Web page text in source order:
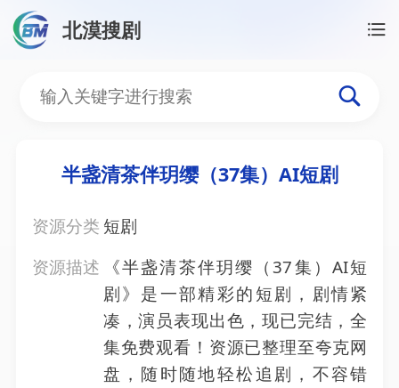
北漠搜剧
半盏清茶伴玥缨（37集）
半盏清茶伴玥缨（37集）AI短剧
资源分类 短剧
资源描述
《半盏清茶伴玥缨（37集）AI短
剧》是一部精彩的短剧，剧情紧
凑，演员表现出色，现已完结，全
集免费观看！资源已整理至夸克网
盘，随时随地轻松追剧，不容错